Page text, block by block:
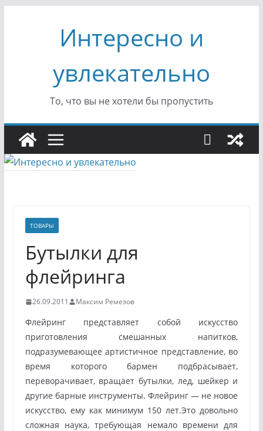
содержимомуИнтересно и
увлекательно
То, что вы не хотели бы пропустить
ТОВАРЫ
Бутылки для
флейринга
26.09.2011 Максим Ремезов
Флейринг представляет собой искусство
приготовления смешанных напитков,
подразумевающее артистичное представление, во
время которого бармен подбрасывает,
переворачивает, вращает бутылки, лед, шейкер и
другие барные инструменты. Флейринг — не новое
искусство, ему как минимум 150 лет.Это довольно
сложная наука, требующая немало времени для